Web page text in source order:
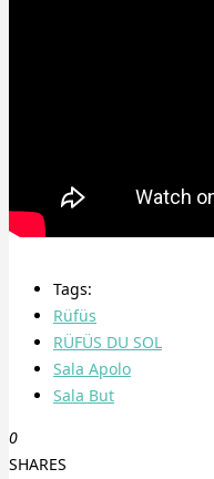
Tags:
Rüfüs
RÜFÜS DU SOL
Sala Apolo
Sala But
0
SHARES